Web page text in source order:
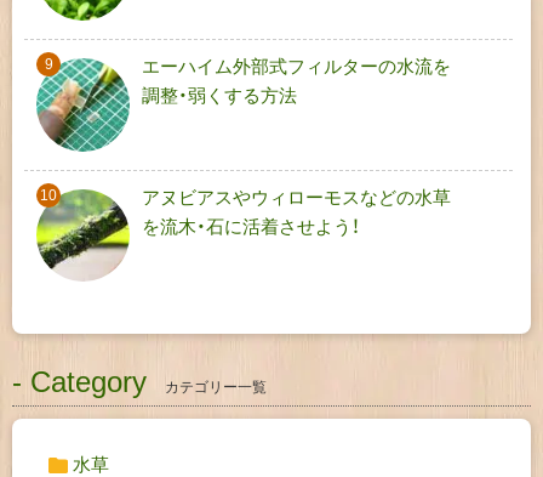
エーハイム外部式フィルターの水流を
調整・弱くする方法
アヌビアスやウィローモスなどの水草
を流木・石に活着させよう！
- Category カテゴリー一覧
水草